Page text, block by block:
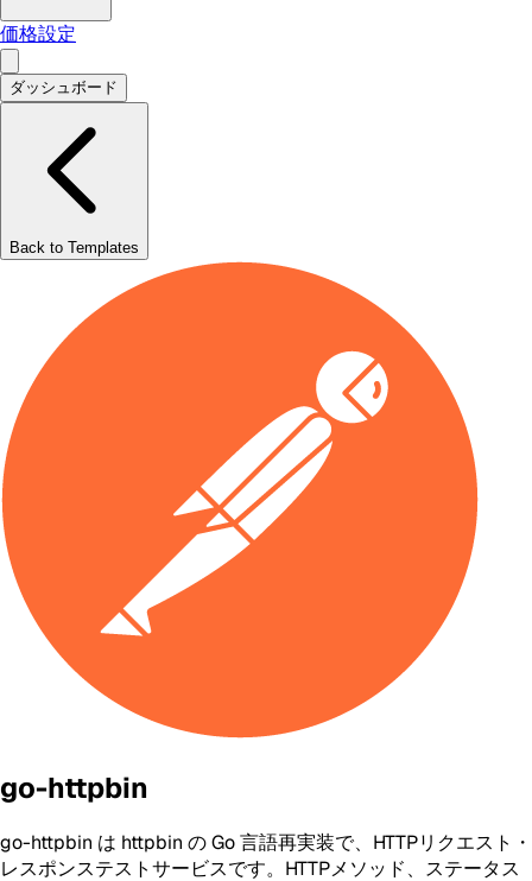
価格設定
ダッシュボード
Back to Templates
go-httpbin
go-httpbin は httpbin の Go 言語再実装で、HTTPリクエスト・
レスポンステストサービスです。HTTPメソッド、ステータス